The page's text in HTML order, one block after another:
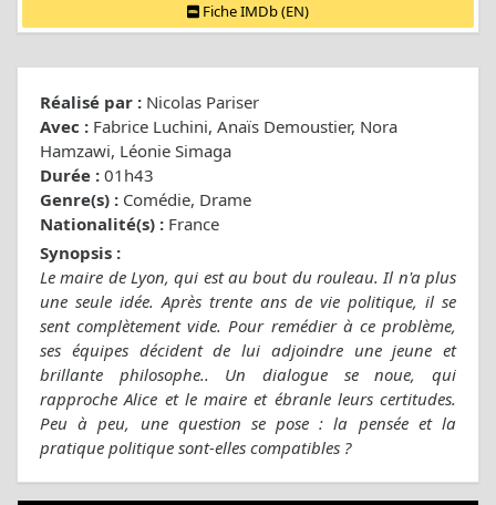
Fiche IMDb (EN)
Réalisé par : Nicolas Pariser
Avec : Fabrice Luchini, Anaïs Demoustier, Nora
Hamzawi, Léonie Simaga
Durée : 01h43
Genre(s) : Comédie, Drame
Nationalité(s) : France
Synopsis :
Le maire de Lyon, qui est au bout du rouleau. Il n'a plus
une seule idée. Après trente ans de vie politique, il se
sent complètement vide. Pour remédier à ce problème,
ses équipes décident de lui adjoindre une jeune et
brillante philosophe.. Un dialogue se noue, qui
rapproche Alice et le maire et ébranle leurs certitudes.
Peu à peu, une question se pose : la pensée et la
pratique politique sont-elles compatibles ?